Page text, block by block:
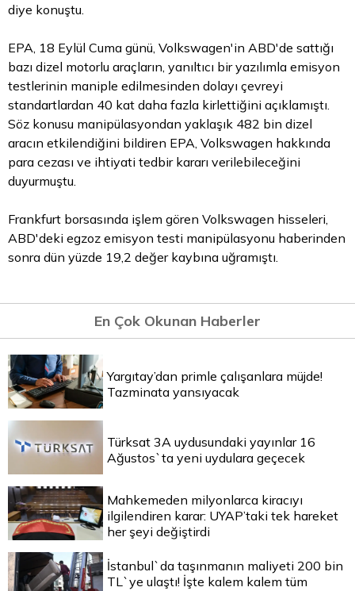
diye konuştu.
EPA, 18 Eylül Cuma günü, Volkswagen'in ABD'de sattığı
bazı dizel motorlu araçların, yanıltıcı bir yazılımla emisyon
testlerinin maniple edilmesinden dolayı çevreyi
standartlardan 40 kat daha fazla kirlettiğini açıklamıştı.
Söz konusu manipülasyondan yaklaşık 482 bin dizel
aracın etkilendiğini bildiren EPA, Volkswagen hakkında
para cezası ve ihtiyati tedbir kararı verilebileceğini
duyurmuştu.
Frankfurt borsasında işlem gören Volkswagen hisseleri,
ABD'deki egzoz emisyon testi manipülasyonu haberinden
sonra dün yüzde 19,2 değer kaybına uğramıştı.
En Çok Okunan Haberler
Yargıtay’dan primle çalışanlara müjde!
Tazminata yansıyacak
Türksat 3A uydusundaki yayınlar 16
Ağustos`ta yeni uydulara geçecek
Mahkemeden milyonlarca kiracıyı
ilgilendiren karar: UYAP’taki tek hareket
her şeyi değiştirdi
İstanbul`da taşınmanın maliyeti 200 bin
TL`ye ulaştı! İşte kalem kalem tüm